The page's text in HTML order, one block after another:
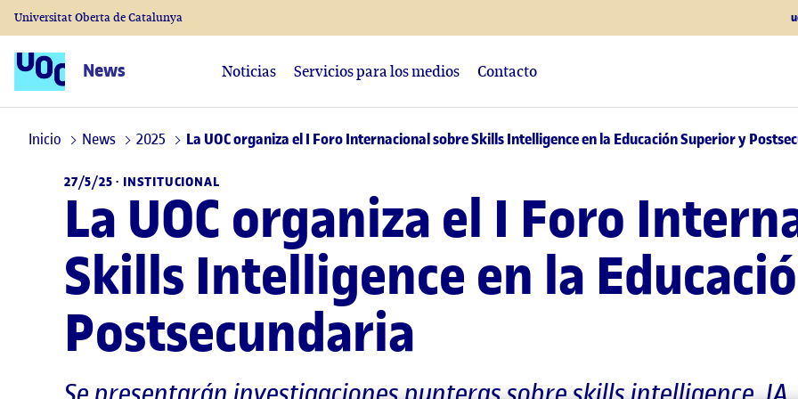
News Noticias Servicios para los medios Contacto
Universitat Oberta de Catalunya
Inicio News 2025 La UOC organiza el I Foro Internacional sobre Skills Intelligence en la Educación Superior y
27/5/25 · INSTITUCIONAL
La UOC organiza el I Foro
Skills Intelligence en la
Postsecundaria